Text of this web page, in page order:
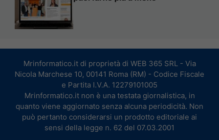
Mrinformatico.it di proprietà di WEB 365 SRL - Via
Nicola Marchese 10, 00141 Roma (RM) - Codice Fiscale
e Partita I.V.A. 12279101005
Mrinformatico.it non è una testata giornalistica, in
quanto viene aggiornato senza alcuna periodicità. Non
può pertanto considerarsi un prodotto editoriale ai
sensi della legge n. 62 del 07.03.2001